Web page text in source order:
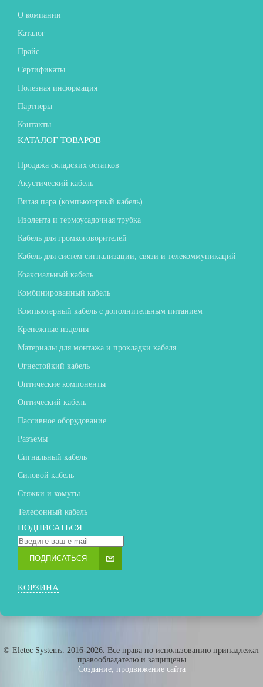
О компании
Каталог
Прайс
Сертификаты
Полезная информация
Партнеры
Контакты
КАТАЛОГ ТОВАРОВ
Продажа складских остатков
Акустический кабель
Витая пара (компьютерный кабель)
Изолента и термоусадочная трубка
Кабель для громкоговорителей
Кабель для систем сигнализации, связи и телекоммуникаций
Коаксиальный кабель
Комбинированный кабель
Компьютерный кабель с дополнительным питанием
Крепежные изделия
Материалы для монтажа и прокладки кабеля
Огнестойкий кабель
Оптические компоненты
Оптический кабель
Пассивное оборудование
Разъемы
Сигнальный кабель
Силовой кабель
Стяжки и хомуты
Телефонный кабель
ПОДПИСАТЬСЯ
ПОДПИСАТЬСЯ
КОРЗИНА
© Eletec Systems. 2016-2026. Все права по использованию принадлежат
правообладателю и защищены
Создание, продвижение сайта